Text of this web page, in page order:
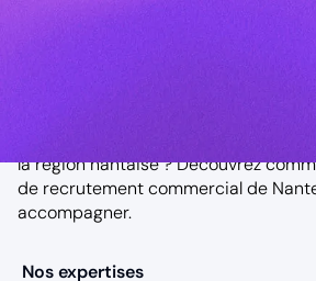
la région nantaise ? Découvrez
de recrutement commercial de
accompagner.
Nos expertises